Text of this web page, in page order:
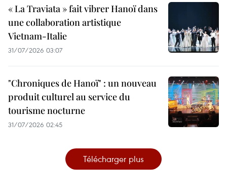
« La Traviata » fait vibrer Hanoï dans
une collaboration artistique
Vietnam-Italie
31/07/2026 03:07
"Chroniques de Hanoï" : un nouveau
produit culturel au service du
tourisme nocturne
31/07/2026 02:45
Télécharger plus